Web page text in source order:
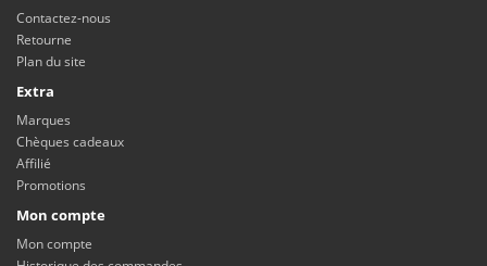
Contactez-nous
Retourne
Plan du site
Extra
Marques
Chèques cadeaux
Affilié
Promotions
Mon compte
Mon compte